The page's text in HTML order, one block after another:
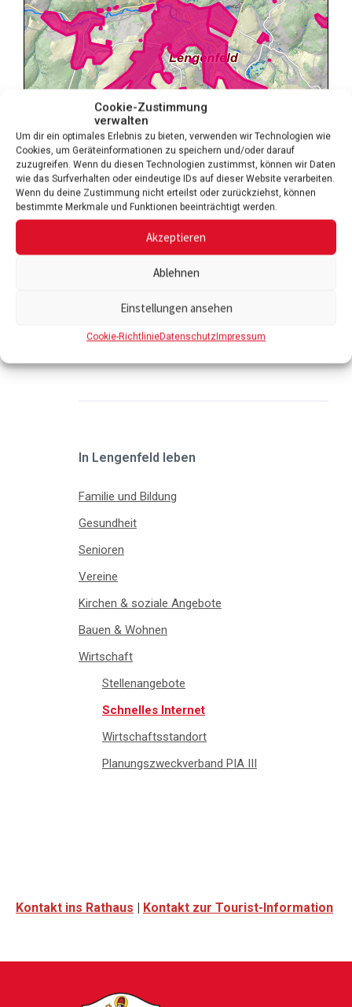
Cookie-Zustimmung
verwalten
Um dir ein optimales Erlebnis zu bieten, verwenden wir Technologien wie
Cookies, um Geräteinformationen zu speichern und/oder darauf
zuzugreifen. Wenn du diesen Technologien zustimmst, können wir Daten
wie das Surfverhalten oder eindeutige IDs auf dieser Website verarbeiten.
Wenn du deine Zustimmung nicht erteilst oder zurückziehst, können
bestimmte Merkmale und Funktionen beeinträchtigt werden.
Akzeptieren
Ablehnen
Einstellungen ansehen
Cookie-RichtlinieDatenschutzImpressum
In Lengenfeld leben
Familie und Bildung
Gesundheit
Senioren
Vereine
Kirchen & soziale Angebote
Bauen & Wohnen
Wirtschaft
Stellenangebote
Schnelles Internet
Wirtschaftsstandort
Planungszweckverband PIA III
Das Geoportal des Vogtlandkreises wird zur Verfügung
www.vogtlandkreis.de
Kontakt ins Rathaus | Kontakt zur Tourist-Information